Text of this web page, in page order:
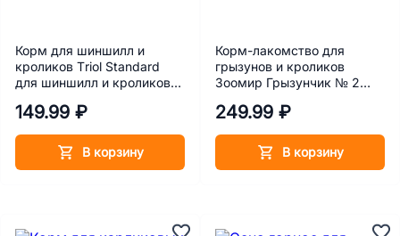
Корм для шиншилл и
кроликов Тriol Standard
для шиншилл и кроликов
149.99 ₽
В корзину
Корм-лакомство для
грызунов и кроликов
Зоомир Грызунчик № 2
249.99 ₽
В корзину